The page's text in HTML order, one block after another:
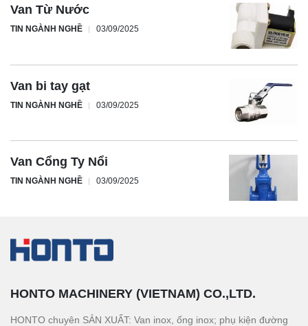
Van Từ Nước
TIN NGÀNH NGHỀ 03/09/2025
Van bi tay gạt
TIN NGÀNH NGHỀ 03/09/2025
Van Cổng Ty Nổi
TIN NGÀNH NGHỀ 03/09/2025
HONTO MACHINERY (VIETNAM) CO.,LTD.
HONTO chuyên SẢN XUẤT: Van inox, ống inox; phụ kiện đường